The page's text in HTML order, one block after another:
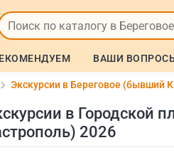
ВАШИ
Экскурсии в Береговое (бывший
в Городской
2026